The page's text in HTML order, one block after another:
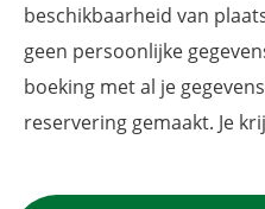
beschikbaarheid van
geen persoonlijke
boeking met al je
reservering gemaakt. Je